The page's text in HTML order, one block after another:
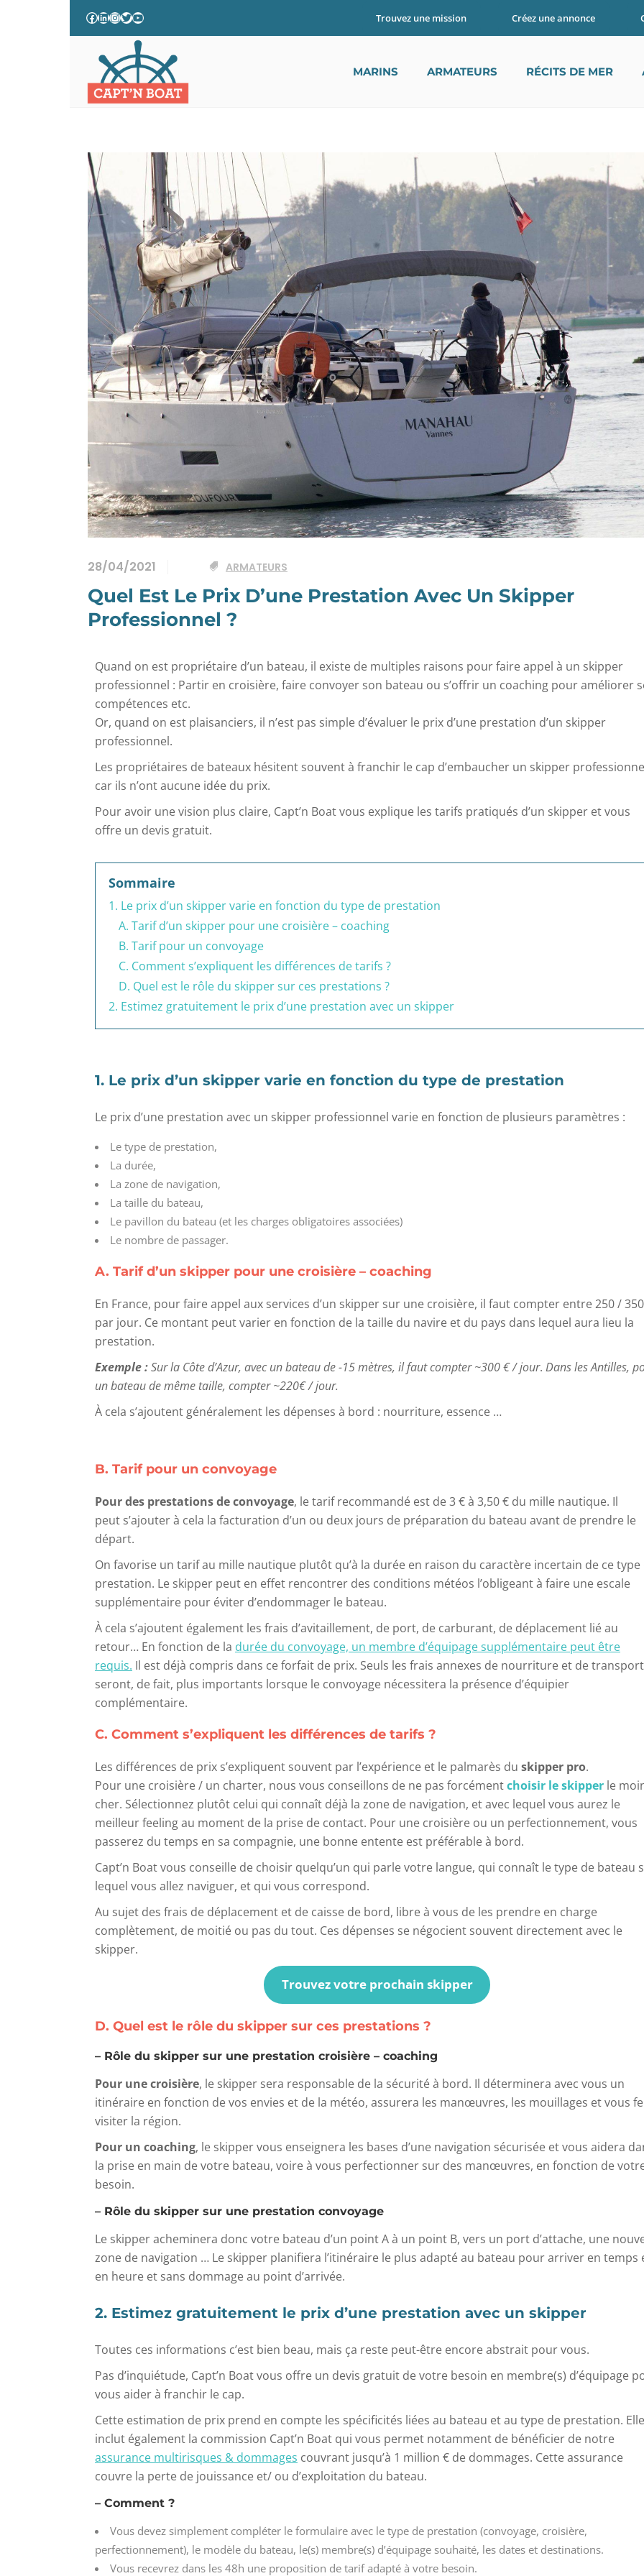
Trouvez une mission Créez une annonce
MARINS ARMATEURS RÉCITS DE MER
QUEL EST LE PRIX D’UNE PRESTATION AVEC UN SKIPPER
28/04/2021 ARMATEURS
Quel Est Le Prix D’une Prestation Avec Un Skipper
Professionnel ?
Quand on est propriétaire d’un bateau, il existe de multiples raisons pour faire appel à un skipper
professionnel : Partir en croisière, faire convoyer son bateau ou s’offrir un coaching pour améliorer
compétences etc.
Or, quand on est plaisanciers, il n’est pas simple d’évaluer le prix d’une prestation d’un skipper
professionnel.
Les propriétaires de bateaux hésitent souvent à franchir le cap d’embaucher un skipper
car ils n’ont aucune idée du prix.
Pour avoir une vision plus claire, Capt’n Boat vous explique les tarifs pratiqués d’un skipper et vous
offre un devis gratuit.
Sommaire
1. Le prix d’un skipper varie en fonction du type de prestation
A. Tarif d’un skipper pour une croisière – coaching
B. Tarif pour un convoyage
C. Comment s’expliquent les différences de tarifs ?
D. Quel est le rôle du skipper sur ces prestations ?
2. Estimez gratuitement le prix d’une prestation avec un skipper
1. Le prix d’un skipper varie en fonction du type de prestation
Le prix d’une prestation avec un skipper professionnel varie en fonction de plusieurs paramètres :
Le type de prestation,
La durée,
La zone de navigation,
La taille du bateau,
Le pavillon du bateau (et les charges obligatoires associées)
Le nombre de passager.
A. Tarif d’un skipper pour une croisière – coaching
En France, pour faire appel aux services d’un skipper sur une croisière, il faut compter entre 250 /
par jour. Ce montant peut varier en fonction de la taille du navire et du pays dans lequel aura lieu la
prestation.
Exemple :Sur la Côte d’Azur, avec un bateau de -15 mètres, il faut compter ~300 € / jour. Dans les Antilles,
un bateau de même taille, compter ~220€ / jour.
À cela s’ajoutent généralement les dépenses à bord : nourriture, essence …
B. Tarif pour un convoyage
Pour des prestations de convoyage, le tarif recommandé est de 3 € à 3,50 € du mille nautique. Il
peut s’ajouter à cela la facturation d’un ou deux jours de préparation du bateau avant de prendre le
départ.
On favorise un tarif au mille nautique plutôt qu’à la durée en raison du caractère incertain de ce type
prestation. Le skipper peut en effet rencontrer des conditions météos l’obligeant à faire une escale
supplémentaire pour éviter d’endommager le bateau.
À cela s’ajoutent également les frais d’avitaillement, de port, de carburant, de déplacement lié au
retour… En fonction de la durée du convoyage, un membre d’équipage supplémentaire peut être
requis. Il est déjà compris dans ce forfait de prix. Seuls les frais annexes de nourriture et de transport
seront, de fait, plus importants lorsque le convoyage nécessitera la présence d’équipier
complémentaire.
C. Comment s’expliquent les différences de tarifs ?
Les différences de prix s’expliquent souvent par l’expérience et le palmarès du skipper pro.
Pour une croisière / un charter, nous vous conseillons de ne pas forcémentchoisir le skipper le
cher. Sélectionnez plutôt celui qui connaît déjà la zone de navigation, et avec lequel vous aurez le
meilleur feeling au moment de la prise de contact. Pour une croisière ou un perfectionnement, vous
passerez du temps en sa compagnie, une bonne entente est préférable à bord.
Capt’n Boat vous conseille de choisir quelqu’un qui parle votre langue, qui connaît le type de bateau
lequel vous allez naviguer, et qui vous correspond.
Au sujet des frais de déplacement et de caisse de bord, libre à vous de les prendre en charge
complètement, de moitié ou pas du tout. Ces dépenses se négocient souvent directement avec le
skipper.
Trouvez votre prochain skipper
D. Quel est le rôle du skipper sur ces prestations ?
– Rôle du skipper sur une prestation croisière – coaching
Pour une croisière, le skipper sera responsable de la sécurité à bord. Il déterminera avec vous un
itinéraire en fonction de vos envies et de la météo, assurera les manœuvres, les mouillages et vous
visiter la région.
Pour un coaching, le skipper vous enseignera les bases d’une navigation sécurisée et vous aidera
la prise en main de votre bateau, voire à vous perfectionner sur des manœuvres, en fonction de
besoin.
– Rôle du skipper sur une prestation convoyage
Le skipper acheminera donc votre bateau d’un point A à un point B, vers un port d’attache, une
zone de navigation … Le skipper planifiera l’itinéraire le plus adapté au bateau pour arriver en temps
en heure et sans dommage au point d’arrivée.
2. Estimez gratuitement le prix d’une prestation avec un skipper
Toutes ces informations c’est bien beau, mais ça reste peut-être encore abstrait pour vous.
Pas d’inquiétude, Capt’n Boat vous offre un devis gratuit de votre besoin en membre(s) d’équipage
vous aider à franchir le cap.
Cette estimation de prix prend en compte les spécificités liées au bateau et au type de prestation. Elle
inclut également la commission Capt’n Boat qui vous permet notamment de bénéficier de notre
assurance multirisques & dommages couvrant jusqu’à 1 million € de dommages. Cette assurance
couvre la perte de jouissance et/ ou d’exploitation du bateau.
– Comment ?
Vous devez simplement compléter le formulaire avec le type de prestation (convoyage, croisière,
perfectionnement), le modèle du bateau, le(s) membre(s) d’équipage souhaité, les dates et destinations.
Vous recevrez dans les 48h une proposition de tarif adapté à votre besoin.